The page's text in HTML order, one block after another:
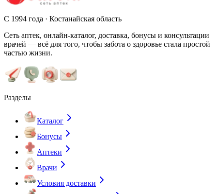
С 1994 года · Костанайская область
Сеть аптек, онлайн-каталог, доставка, бонусы и консультации
врачей — всё для того, чтобы забота о здоровье стала простой
частью жизни.
Разделы
Каталог
Бонусы
Аптеки
Врачи
Условия доставки